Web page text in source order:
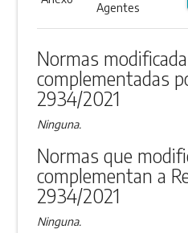
Agentes
Normas
complementadas
2934/2021
Ninguna.
Normas que
complementan a
2934/2021
Ninguna.